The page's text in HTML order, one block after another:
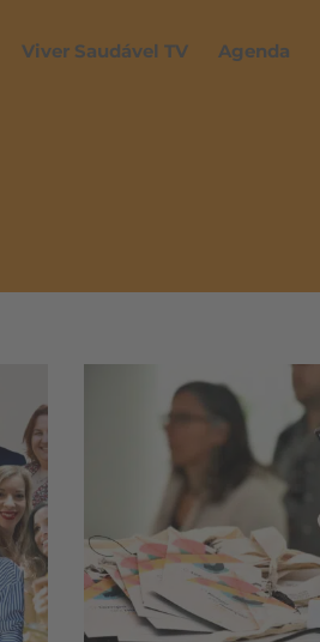
Viver Saudável TV Agenda